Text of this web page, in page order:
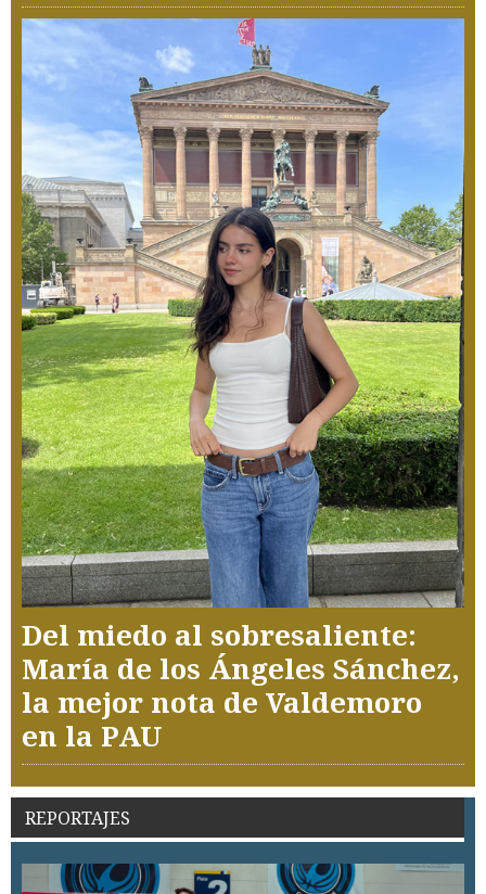
Del miedo al sobresaliente:
María de los Ángeles Sánchez,
la mejor nota de Valdemoro
en la PAU
REPORTAJES